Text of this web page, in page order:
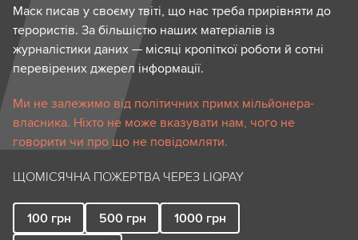
Маск писав у своєму твіті, що нас треба прирівняти до
терористів. За більшістю наших матеріалів із
журналістики даних — місяці кропіткої роботи й сотні
перевірених джерел інформації.
Ми не залежимо від політичних примх мільйонера-
власника. Ніхто не може вказувати нам, чого не
говорити чи про що не повідомляти.
ЩОМІСЯЧНА ПОЖЕРТВА ЧЕРЕЗ LIQPAY
100 грн 500 грн 1000 грн